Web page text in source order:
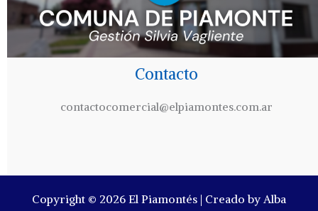
Contacto
contactocomercial@elpiamontes.com.ar
Copyright © 2026 El Piamontés | Creado by Alba